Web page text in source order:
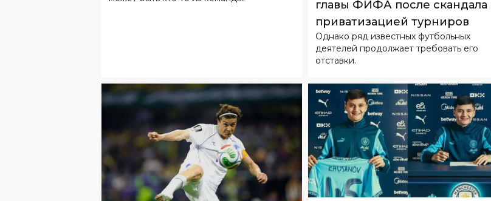
Инфантино сохранил пост
главы ФИФА после скандала с
приватизацией турниров
Однако ряд известных футбольных
отставки.